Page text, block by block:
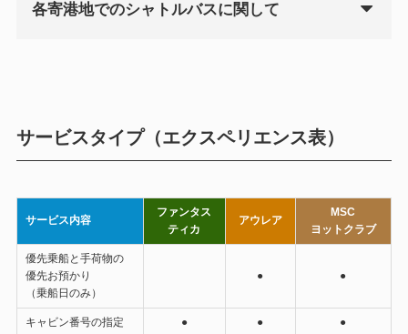
各寄港地でのシャトルバスに関して
サービスタイプ（エクスペリエンス表）
サービス内容
ファンタス
ティカ
アウレア
MSC
ヨットクラブ
優先乗船と手荷物の
優先お預かり
（乗船日のみ）
● ●
キャビン番号の指定 ● ● ●